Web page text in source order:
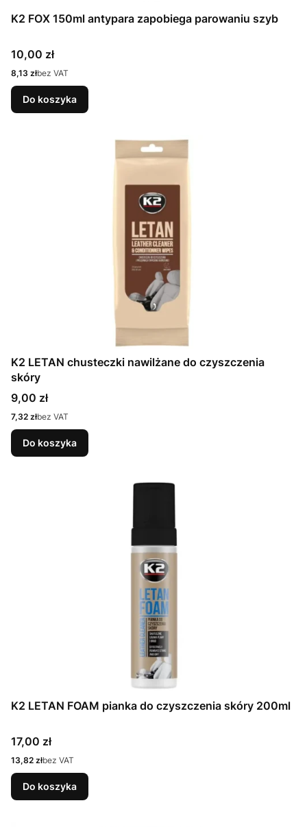
K2 FOX 150ml antypara zapobiega parowaniu szyb
Cena
10,00 zł
Cena
8,13 złbez VAT
Do koszyka
K2 LETAN chusteczki nawilżane do czyszczenia
skóry
Cena
9,00 zł
Cena
7,32 złbez VAT
Do koszyka
K2 LETAN FOAM pianka do czyszczenia skóry 200ml
Cena
17,00 zł
Cena
13,82 złbez VAT
Do koszyka